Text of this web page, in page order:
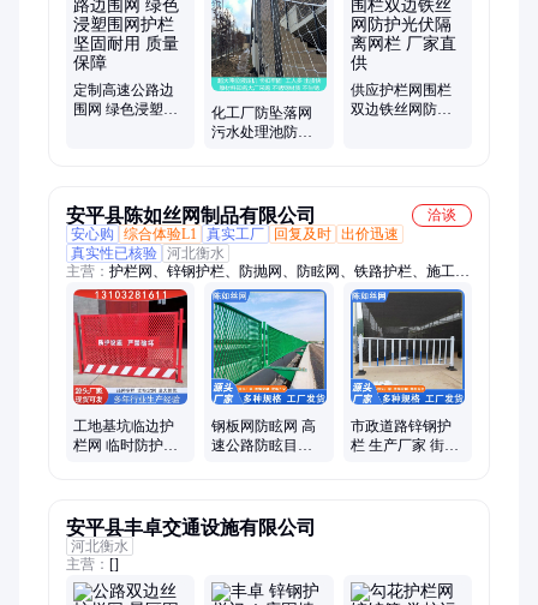
定制高速公路边
围网 绿色浸塑围
化工厂防坠落网
污水处理池防护
供应护栏网围栏
双边铁丝网防护
安平县陈如丝网制品有限公司
洽谈
安心购
综合体验L1 真实工厂 回复及时 出价迅速
真实性已核验 河北衡水
主营： 护栏网、锌钢护栏、防抛网、防眩网、铁路护栏、施工围
挡
工地基坑临边护
栏网 临时防护栏
钢板网防眩网 高
速公路防眩目网
市政道路锌钢护
栏 生产厂家 街道
安平县丰卓交通设施有限公司
河北衡水
主营： []